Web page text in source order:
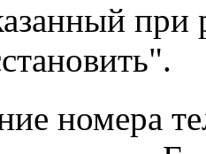
при
номера